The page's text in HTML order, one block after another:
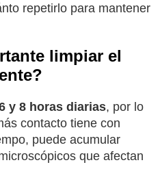
repetirlo para mantener
limpiar el
y 8 horas diarias, por lo
contacto tiene con
puede acumular
que afectan